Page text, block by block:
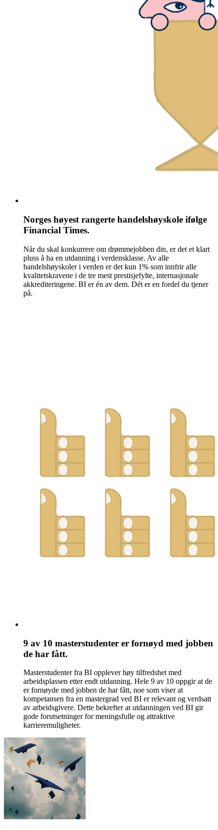
Norges høyest rangerte handelshøyskole ifølge
Financial Times.
Når du skal konkurrere om drømmejobben din, er det et klart
pluss å ha en utdanning i verdensklasse. Av alle
handelshøyskoler i verden er det kun 1% som innfrir alle
kvalitetskravene i de tre mest prestisjefylte, internasjonale
akkrediteringene. BI er én av dem. Dét er en fordel du tjener
på.
9 av 10 masterstudenter er fornøyd med jobben
de har fått.
Masterstudenter fra BI opplever høy tilfredshet med
arbeidsplassen etter endt utdanning. Hele 9 av 10 oppgir at de
er fornøyde med jobben de har fått, noe som viser at
kompetansen fra en mastergrad ved BI er relevant og verdsatt
av arbeidsgivere. Dette bekrefter at utdanningen ved BI gir
gode forutsetninger for meningsfulle og attraktive
karrieremuligheter.